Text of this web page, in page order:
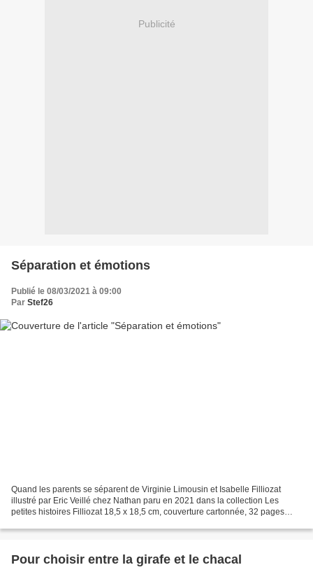
Publicité
Séparation et émotions
Publié le 08/03/2021 à 09:00
Par Stef26
Quand les parents se séparent de Virginie Limousin et Isabelle Filliozat
illustré par Eric Veillé chez Nathan paru en 2021 dans la collection Les
petites histoires Filliozat 18,5 x 18,5 cm, couverture cartonnée, 32 pages
Pour choisir entre la girafe et le chacal